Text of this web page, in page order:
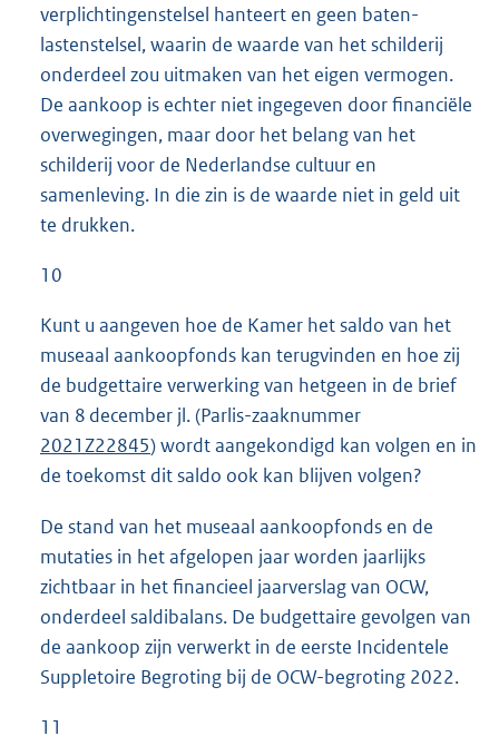
verplichtingenstelsel hanteert en geen baten-
lastenstelsel, waarin de waarde van het schilderij
onderdeel zou uitmaken van het eigen vermogen.
De aankoop is echter niet ingegeven door financiële
overwegingen, maar door het belang van het
schilderij voor de Nederlandse cultuur en
samenleving. In die zin is de waarde niet in geld uit
te drukken.
10
Kunt u aangeven hoe de Kamer het saldo van het
museaal aankoopfonds kan terugvinden en hoe zij
de budgettaire verwerking van hetgeen in de brief
van 8 december jl. (Parlis-zaaknummer
2021Z22845) wordt aangekondigd kan volgen en in
de toekomst dit saldo ook kan blijven volgen?
De stand van het museaal aankoopfonds en de
mutaties in het afgelopen jaar worden jaarlijks
zichtbaar in het financieel jaarverslag van OCW,
onderdeel saldibalans. De budgettaire gevolgen van
de aankoop zijn verwerkt in de eerste Incidentele
Suppletoire Begroting bij de OCW-begroting 2022.
11